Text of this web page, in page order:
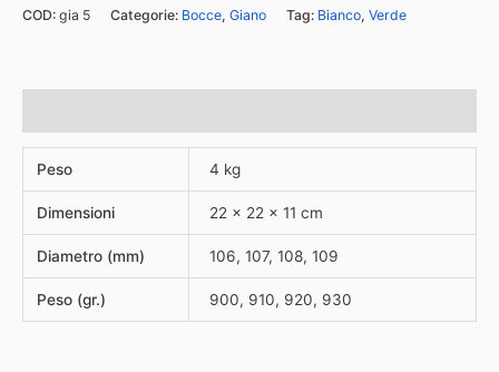
COD: gia 5 Categorie: Bocce, Giano Tag: Bianco, Verde
Peso 4 kg
Dimensioni 22 × 22 × 11 cm
Diametro (mm) 106, 107, 108, 109
Peso (gr.) 900, 910, 920, 930